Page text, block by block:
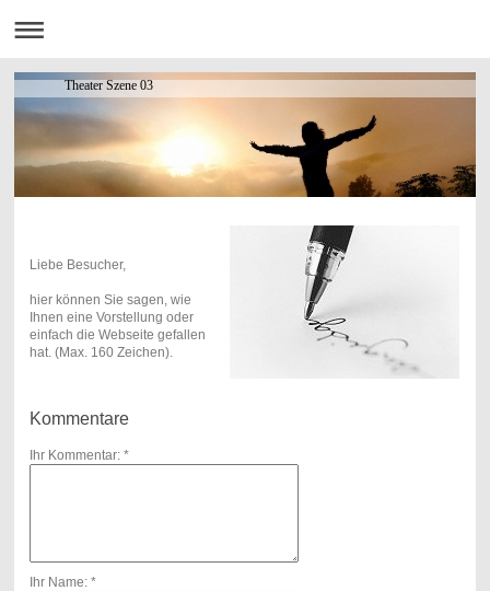
Theater Szene 03
Liebe Besucher,
hier können Sie sagen, wie
Ihnen eine Vorstellung oder
einfach die Webseite gefallen
hat. (Max. 160 Zeichen).
Kommentare
Ihr Kommentar: *
Ihr Name: *